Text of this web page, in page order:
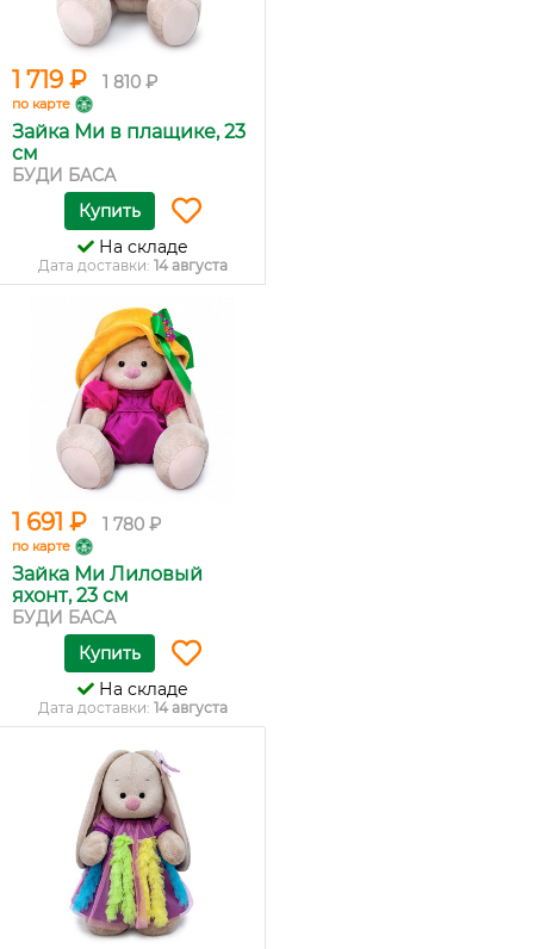
1 719 ₽ 1 810 ₽
по карте
Зайка Ми в плащике, 23
см
БУДИ БАСА
Купить
На складе
Дата доставки: 14 августа
1 691 ₽ 1 780 ₽
по карте
Зайка Ми Лиловый
яхонт, 23 см
БУДИ БАСА
Купить
На складе
Дата доставки: 14 августа